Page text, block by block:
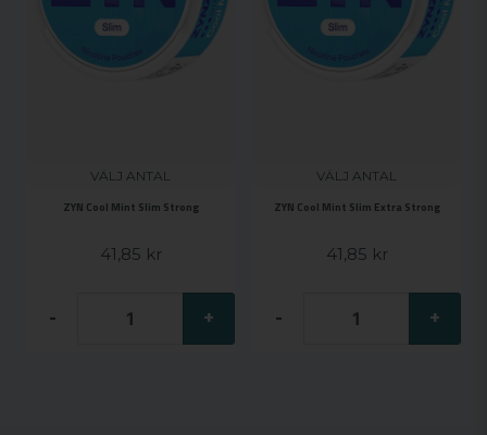
VÄLJ ANTAL
ZYN Cool Mint Slim Strong
41,85 kr
- +
VÄLJ ANTAL
ZYN Cool Mint Slim Extra Strong
41,85 kr
- +